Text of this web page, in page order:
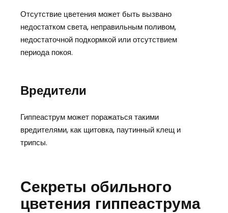
Отсутствие цветения может быть вызвано
недостатком света, неправильным поливом,
недостаточной подкормкой или отсутствием
периода покоя.
Вредители
Гиппеаструм может поражаться такими
вредителями, как щитовка, паутинный клещ и
трипсы.
Секреты обильного
цветения гиппеаструма